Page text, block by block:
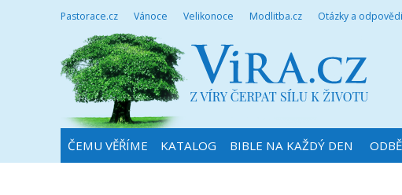
Pastorace.cz Vánoce Velikonoce Modlitba.cz Otázky a odpovědi
ČEMU VĚŘÍME KATALOG BIBLE NA KAŽDÝ DEN